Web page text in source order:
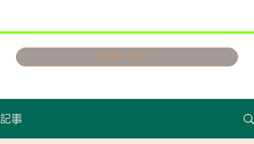
お問い合わせ
記事